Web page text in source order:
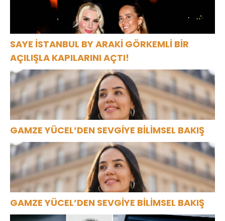
SAYE İSTANBUL BY ARAKİ GÖRKEMLİ BİR
AÇILIŞLA KAPILARINI AÇTI!
GAMZE YÜCEL’DEN SEVGİYE BİLİMSEL BAKIŞ
GAMZE YÜCEL’DEN SEVGİYE BİLİMSEL BAKIŞ